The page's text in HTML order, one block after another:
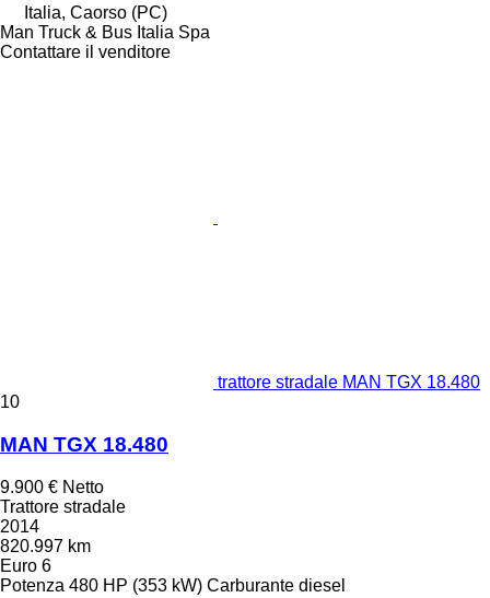
Italia, Caorso (PC)
Man Truck & Bus Italia Spa
Contattare il venditore
trattore stradale MAN TGX 18.480
10
MAN TGX 18.480
9.900 € Netto
Trattore stradale
2014
820.997 km
Euro 6
Potenza 480 HP (353 kW) Carburante diesel